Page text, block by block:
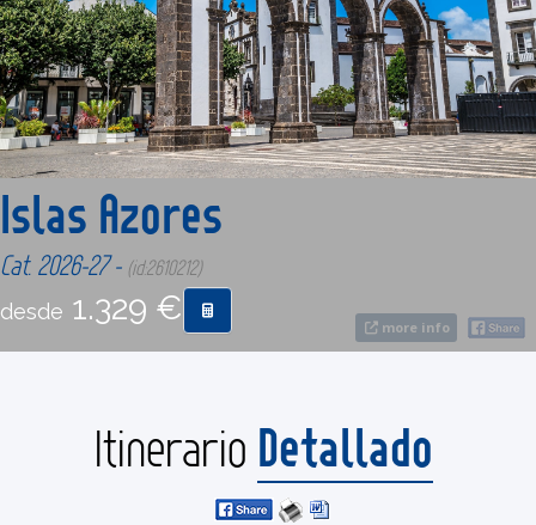
ORIENTE
PROMOCIONES
COMPRAR
more info
Islas Azores
Cat. 2026-27 - (id:2610212)
desde 1.329 €
Itinerario Detallado